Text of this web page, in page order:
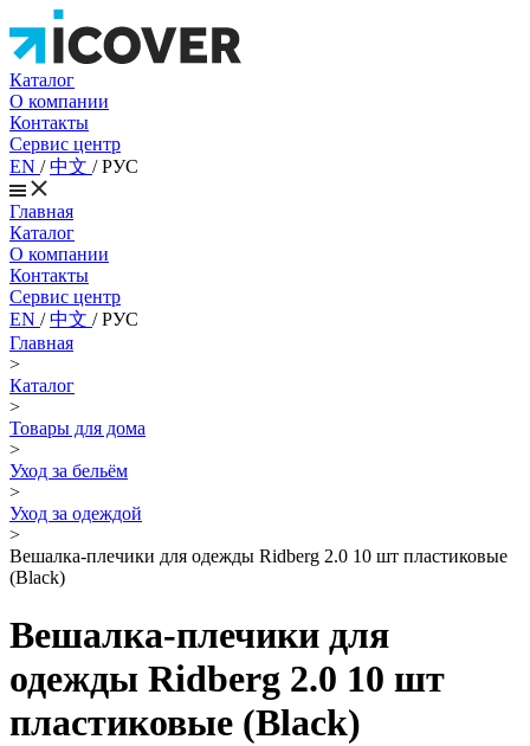
Каталог
О компании
Контакты
Сервис центр
EN /中文 /РУС
Главная
Каталог
О компании
Контакты
Сервис центр
EN /中文 /РУС
Главная
>
Каталог
>
Товары для дома
>
Уход за бельём
>
Уход за одеждой
>
Вешалка-плечики для одежды Ridberg 2.0 10 шт пластиковые
(Black)
Вешалка-плечики для
одежды Ridberg 2.0 10 шт
пластиковые (Black)